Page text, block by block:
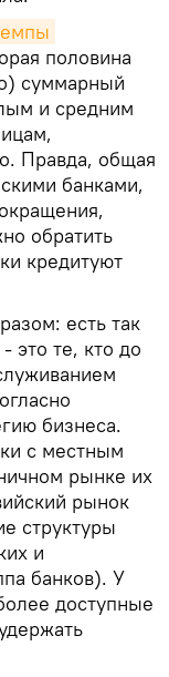
половина
суммарный
и средним
Правда, общая
банками,
обратить
кредитуют
есть так
это те, кто до
бизнеса.
с местным
рынке их
рынок
структуры
и
банков). У
доступные